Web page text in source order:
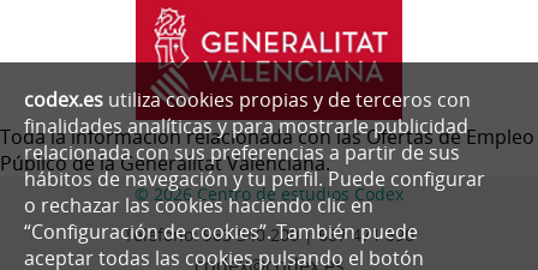
Toda la información relacionada con las Ofertas de Empleo
Público de la Generalitat Valenciana.
© 2026 Centro de estudios Codex
Teléfono: 963 540 200 | 687 471 690
codex.es utiliza cookies propias y de terceros con
finalidades analíticas y para mostrarle publicidad
relacionada con sus preferencias a partir de sus
hábitos de navegación y tu perfil. Puede configurar
o rechazar las cookies haciendo clic en
“Configuración de cookies”. También puede
aceptar todas las cookies pulsando el botón